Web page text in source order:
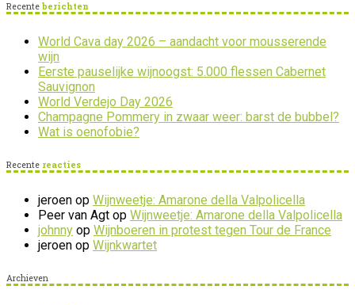
Recente berichten
World Cava day 2026 – aandacht voor mousserende
wijn
Eerste pauselijke wijnoogst: 5.000 flessen Cabernet
Sauvignon
World Verdejo Day 2026
Champagne Pommery in zwaar weer: barst de bubbel?
Wat is oenofobie?
Recente reacties
jeroen op Wijnweetje: Amarone della Valpolicella
Peer van Agt op Wijnweetje: Amarone della Valpolicella
johnny op Wijnboeren in protest tegen Tour de France
jeroen op Wijnkwartet
Archieven